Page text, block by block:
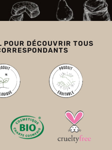
DÉCOUVRIR TOUS